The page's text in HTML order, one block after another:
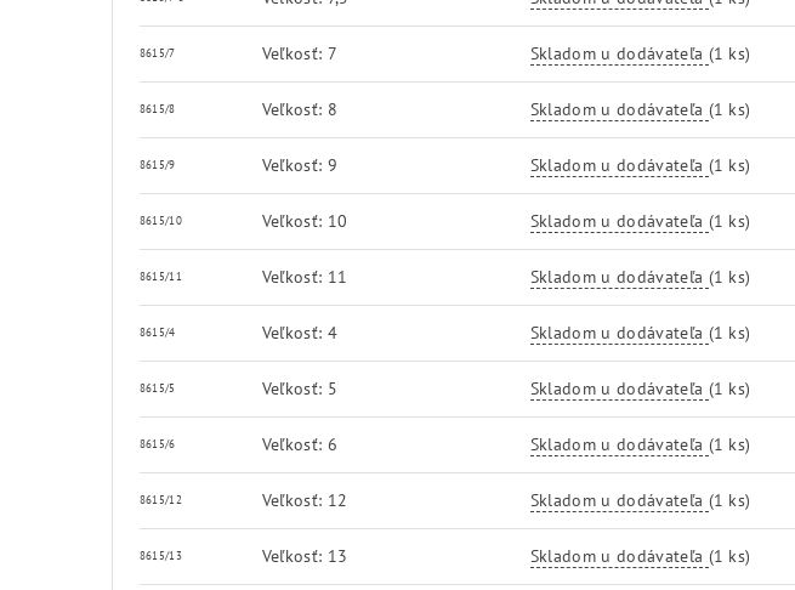
8615/7 Veľkosť: 7 Skladom u dodávateľa (1 ks)
8615/8 Veľkosť: 8 Skladom u dodávateľa (1 ks)
8615/9 Veľkosť: 9 Skladom u dodávateľa (1 ks)
8615/10 Veľkosť: 10 Skladom u dodávateľa (1 ks)
8615/11 Veľkosť: 11 Skladom u dodávateľa (1 ks)
8615/4 Veľkosť: 4 Skladom u dodávateľa (1 ks)
8615/5 Veľkosť: 5 Skladom u dodávateľa (1 ks)
8615/6 Veľkosť: 6 Skladom u dodávateľa (1 ks)
8615/12 Veľkosť: 12 Skladom u dodávateľa (1 ks)
8615/13 Veľkosť: 13 Skladom u dodávateľa (1 ks)